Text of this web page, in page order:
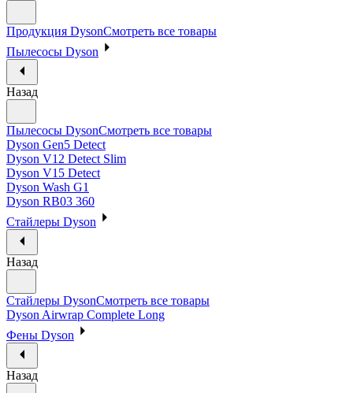
Продукция DysonСмотреть все товары
Пылесосы Dyson
Назад
Пылесосы DysonСмотреть все товары
Dyson Gen5 Detect
Dyson V12 Detect Slim
Dyson V15 Detect
Dyson Wash G1
Dyson RB03 360
Стайлеры Dyson
Назад
Стайлеры DysonСмотреть все товары
Dyson Airwrap Complete Long
Фены Dyson
Назад